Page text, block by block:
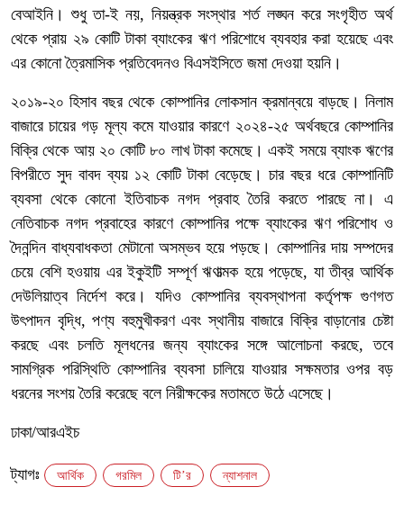
বেআইনি। শুধু তা-ই নয়, নিয়ন্ত্রক সংস্থার শর্ত লঙ্ঘন করে সংগৃহীত অর্থ
থেকে প্রায় ২৯ কোটি টাকা ব্যাংকের ঋণ পরিশোধে ব্যবহার করা হয়েছে এবং
এর কোনো ত্রৈমাসিক প্রতিবেদনও বিএসইসিতে জমা দেওয়া হয়নি।
২০১৯-২০ হিসাব বছর থেকে কোম্পানির লোকসান ক্রমান্বয়ে বাড়ছে। নিলাম
বাজারে চায়ের গড় মূল্য কমে যাওয়ার কারণে ২০২৪-২৫ অর্থবছরে কোম্পানির
বিক্রি থেকে আয় ২০ কোটি ৮০ লাখ টাকা কমেছে। একই সময়ে ব্যাংক ঋণের
বিপরীতে সুদ বাবদ ব্যয় ১২ কোটি টাকা বেড়েছে। চার বছর ধরে কোম্পানিটি
ব্যবসা থেকে কোনো ইতিবাচক নগদ প্রবাহ তৈরি করতে পারছে না। এ
নেতিবাচক নগদ প্রবাহের কারণে কোম্পানির পক্ষে ব্যাংকের ঋণ পরিশোধ ও
দৈনন্দিন বাধ্যবাধকতা মেটানো অসম্ভব হয়ে পড়ছে। কোম্পানির দায় সম্পদের
চেয়ে বেশি হওয়ায় এর ইকুইটি সম্পূর্ণ ঋণাত্মক হয়ে পড়েছে, যা তীব্র আর্থিক
দেউলিয়াত্ব নির্দেশ করে। যদিও কোম্পানির ব্যবস্থাপনা কর্তৃপক্ষ গুণগত
উৎপাদন বৃদ্ধি, পণ্য বহুমুখীকরণ এবং স্থানীয় বাজারে বিক্রি বাড়ানোর চেষ্টা
করছে এবং চলতি মূলধনের জন্য ব্যাংকের সঙ্গে আলোচনা করছে, তবে
সামগ্রিক পরিস্থিতি কোম্পানির ব্যবসা চালিয়ে যাওয়ার সক্ষমতার ওপর বড়
ধরনের সংশয় তৈরি করেছে বলে নিরীক্ষকের মতামতে উঠে এসেছে।
ঢাকা/আরএইচ
ট্যাগঃ আর্থিক গরমিল টি’র ন্যাশনাল